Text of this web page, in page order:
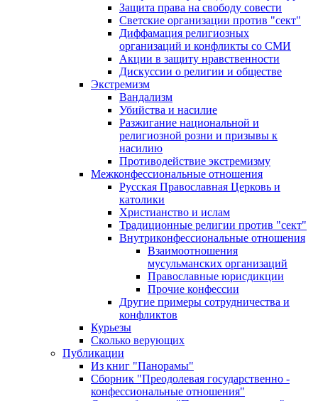
Защита права на свободу совести
Светские организации против "сект"
Диффамация религиозных
организаций и конфликты со СМИ
Акции в защиту нравственности
Дискуссии о религии и обществе
Экстремизм
Вандализм
Убийства и насилие
Разжигание национальной и
религиозной розни и призывы к
насилию
Противодействие экстремизму
Межконфессиональные отношения
Русская Православная Церковь и
католики
Христианство и ислам
Традиционные религии против "сект"
Внутриконфессиональные отношения
Взаимоотношения
мусульманских организаций
Православные юрисдикции
Прочие конфессии
Другие примеры сотрудничества и
конфликтов
Курьезы
Сколько верующих
Публикации
Из книг "Панорамы"
Сборник "Преодолевая государственно -
конфессиональные отношения"